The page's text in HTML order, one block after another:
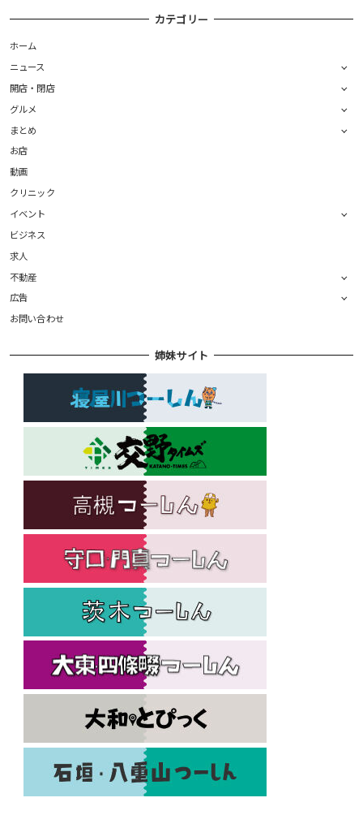
カテゴリー
ホーム
ニュース
開店・閉店
グルメ
まとめ
お店
動画
クリニック
イベント
ビジネス
求人
不動産
広告
お問い合わせ
姉妹サイト